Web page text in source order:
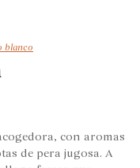
blanco
con aromas
de pera jugosa. A